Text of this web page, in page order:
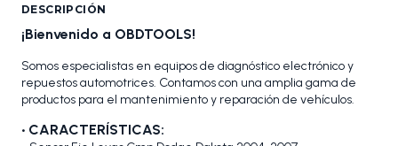
DESCRIPCIÓN
¡Bienvenido a OBDTOOLS!
Somos especialistas en equipos de diagnóstico electrónico y
repuestos automotrices. Contamos con una amplia gama de
productos para el mantenimiento y reparación de vehículos.
• CARACTERÍSTICAS: